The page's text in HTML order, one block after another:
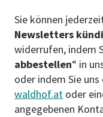
Sie können
Newsletters
widerrufen, indem
abbestellen“ in
oder indem Sie uns
waldhof.at oder
angegebenen